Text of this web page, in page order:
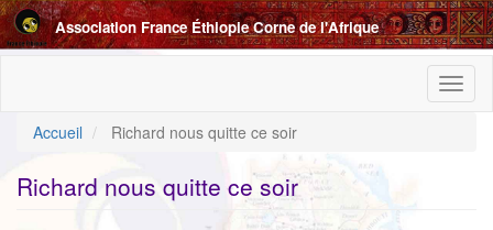
Aller
au
contenu
Association France Éthiopie Corne de l'Afrique
Accueil
Richard nous quitte ce soir
Richard nous quitte ce soir